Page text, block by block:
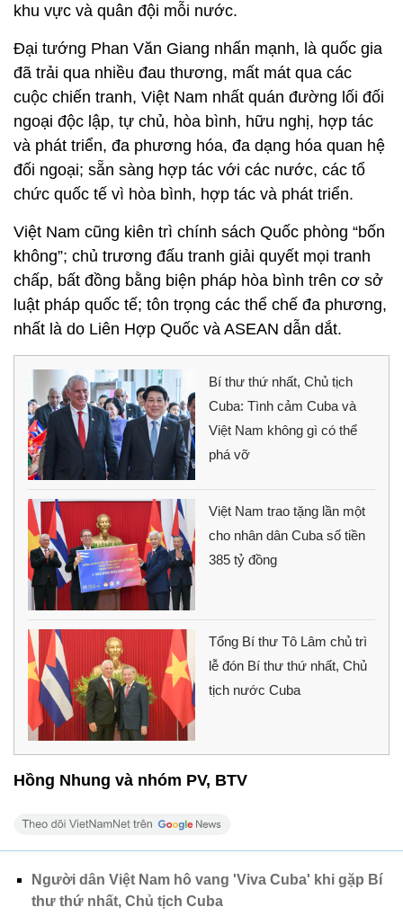
khu vực và quân đội mỗi nước.
Đại tướng Phan Văn Giang nhấn mạnh, là quốc gia
đã trải qua nhiều đau thương, mất mát qua các
cuộc chiến tranh, Việt Nam nhất quán đường lối đối
ngoại độc lập, tự chủ, hòa bình, hữu nghị, hợp tác
và phát triển, đa phương hóa, đa dạng hóa quan hệ
đối ngoại; sẵn sàng hợp tác với các nước, các tổ
chức quốc tế vì hòa bình, hợp tác và phát triển.
Việt Nam cũng kiên trì chính sách Quốc phòng “bốn
không”; chủ trương đấu tranh giải quyết mọi tranh
chấp, bất đồng bằng biện pháp hòa bình trên cơ sở
luật pháp quốc tế; tôn trọng các thể chế đa phương,
nhất là do Liên Hợp Quốc và ASEAN dẫn dắt.
Bí thư thứ nhất, Chủ tịch
Cuba: Tình cảm Cuba và
Việt Nam không gì có thể
phá vỡ
Việt Nam trao tặng lần một
cho nhân dân Cuba số tiền
385 tỷ đồng
Tổng Bí thư Tô Lâm chủ trì
lễ đón Bí thư thứ nhất, Chủ
tịch nước Cuba
Hồng Nhung và nhóm PV, BTV
Người dân Việt Nam hô vang 'Viva Cuba' khi gặp Bí
thư thứ nhất, Chủ tịch Cuba